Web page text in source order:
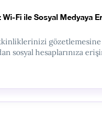
Fi ile Sosyal Medyaya
gözetlemesine
sosyal hesaplarınıza